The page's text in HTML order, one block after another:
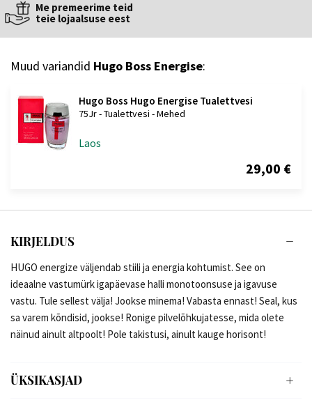
Me premeerime teid
teie lojaalsuse eest
Muud variandid Hugo Boss Energise:
Hugo Boss Hugo Energise Tualettvesi
75Jr - Tualettvesi - Mehed
Laos
29,00 €
KIRJELDUS
HUGO energize väljendab stiili ja energia kohtumist. See on
ideaalne vastumürk igapäevase halli monotoonsuse ja igavuse
vastu. Tule sellest välja! Jookse minema! Vabasta ennast! Seal, kus
sa varem kõndisid, jookse! Ronige pilvelõhkujatesse, mida olete
näinud ainult altpoolt! Pole takistusi, ainult kauge horisont!
ÜKSIKASJAD